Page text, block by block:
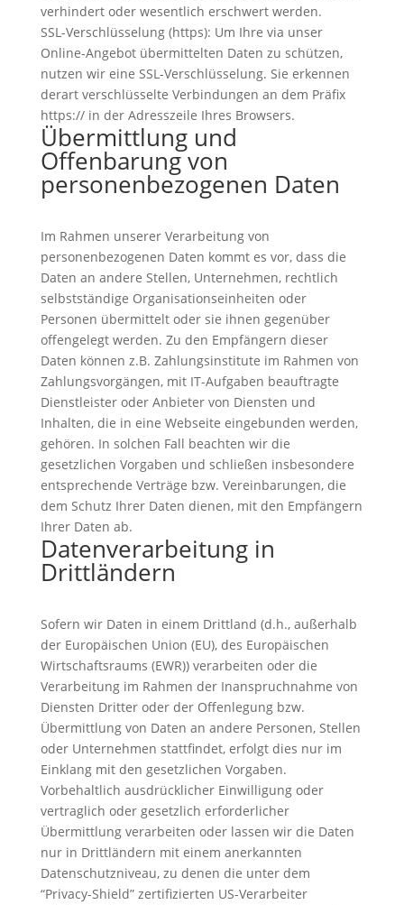
verhindert oder wesentlich erschwert werden.
SSL-Verschlüsselung (https): Um Ihre via unser
Online-Angebot übermittelten Daten zu schützen,
nutzen wir eine SSL-Verschlüsselung. Sie erkennen
derart verschlüsselte Verbindungen an dem Präfix
https:// in der Adresszeile Ihres Browsers.
Übermittlung und
Offenbarung von
personenbezogenen Daten
Im Rahmen unserer Verarbeitung von
personenbezogenen Daten kommt es vor, dass die
Daten an andere Stellen, Unternehmen, rechtlich
selbstständige Organisationseinheiten oder
Personen übermittelt oder sie ihnen gegenüber
offengelegt werden. Zu den Empfängern dieser
Daten können z.B. Zahlungsinstitute im Rahmen von
Zahlungsvorgängen, mit IT-Aufgaben beauftragte
Dienstleister oder Anbieter von Diensten und
Inhalten, die in eine Webseite eingebunden werden,
gehören. In solchen Fall beachten wir die
gesetzlichen Vorgaben und schließen insbesondere
entsprechende Verträge bzw. Vereinbarungen, die
dem Schutz Ihrer Daten dienen, mit den Empfängern
Ihrer Daten ab.
Datenverarbeitung in
Drittländern
Sofern wir Daten in einem Drittland (d.h., außerhalb
der Europäischen Union (EU), des Europäischen
Wirtschaftsraums (EWR)) verarbeiten oder die
Verarbeitung im Rahmen der Inanspruchnahme von
Diensten Dritter oder der Offenlegung bzw.
Übermittlung von Daten an andere Personen, Stellen
oder Unternehmen stattfindet, erfolgt dies nur im
Einklang mit den gesetzlichen Vorgaben.
Vorbehaltlich ausdrücklicher Einwilligung oder
vertraglich oder gesetzlich erforderlicher
Übermittlung verarbeiten oder lassen wir die Daten
nur in Drittländern mit einem anerkannten
Datenschutzniveau, zu denen die unter dem
“Privacy-Shield” zertifizierten US-Verarbeiter